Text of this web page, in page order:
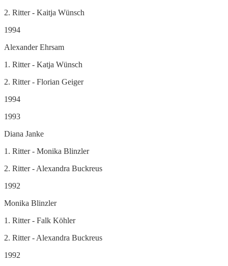
2. Ritter - Kaitja Wünsch
1994
Alexander Ehrsam
1. Ritter - Katja Wünsch
2. Ritter - Florian Geiger
1994
1993
Diana Janke
1. Ritter - Monika Blinzler
2. Ritter - Alexandra Buckreus
1992
Monika Blinzler
1. Ritter - Falk Köhler
2. Ritter - Alexandra Buckreus
1992